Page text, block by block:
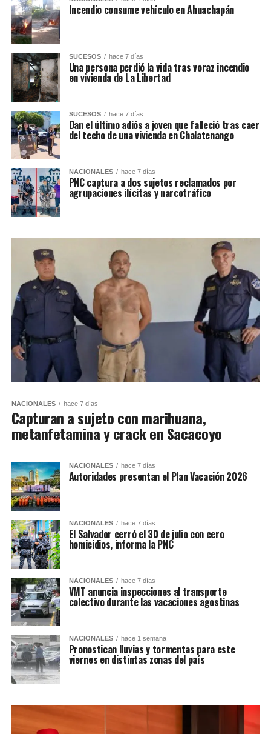
Incendio consume vehículo en Ahuachapán
SUCESOS hace 7 días
Una persona perdió la vida tras voraz incendio
en vivienda de La Libertad
SUCESOS hace 7 días
Dan el último adiós a joven que falleció tras caer
del techo de una vivienda en Chalatenango
NACIONALES hace 7 días
PNC captura a dos sujetos reclamados por
agrupaciones ilícitas y narcotráfico
NACIONALES hace 7 días
Capturan a sujeto con marihuana,
metanfetamina y crack en Sacacoyo
NACIONALES hace 7 días
Autoridades presentan el Plan Vacación 2026
NACIONALES hace 7 días
El Salvador cerró el 30 de julio con cero
homicidios, informa la PNC
NACIONALES hace 7 días
VMT anuncia inspecciones al transporte
colectivo durante las vacaciones agostinas
NACIONALES hace 1 semana
Pronostican lluvias y tormentas para este
viernes en distintas zonas del país